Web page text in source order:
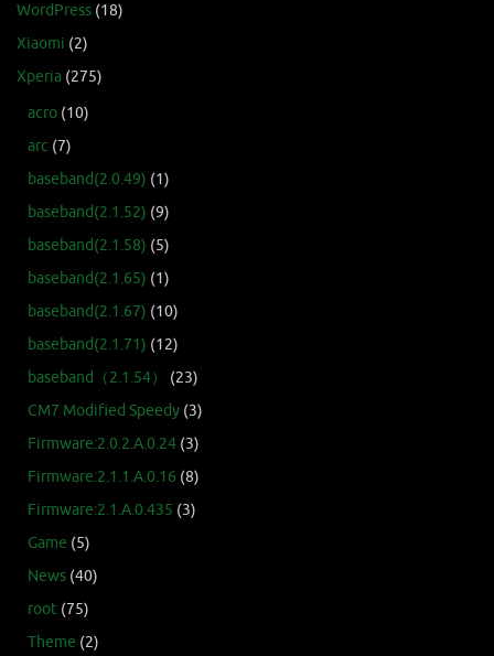
WordPress (18)
Xiaomi (2)
Xperia (275)
acro (10)
arc (7)
baseband(2.0.49) (1)
baseband(2.1.52) (9)
baseband(2.1.58) (5)
baseband(2.1.65) (1)
baseband(2.1.67) (10)
baseband(2.1.71) (12)
baseband（2.1.54）
(23)
CM7 Modified Speedy (3)
Firmware:2.0.2.A.0.24 (3)
Firmware:2.1.1.A.0.16 (8)
Firmware:2.1.A.0.435 (3)
Game (5)
News (40)
root (75)
Theme (2)